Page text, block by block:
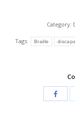
Category:
Tags: Braille